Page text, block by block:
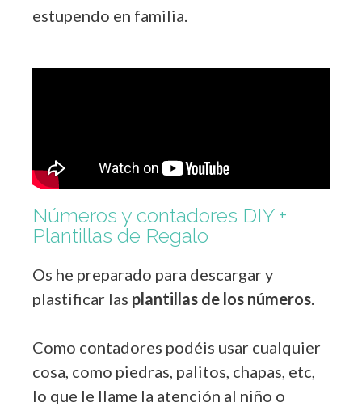
estupendo en familia.
Números y contadores DIY +
Plantillas de Regalo
Os he preparado para descargar y
plastificar las plantillas de los números.
Como contadores podéis usar cualquier
cosa, como piedras, palitos, chapas, etc,
lo que le llame la atención al niño o